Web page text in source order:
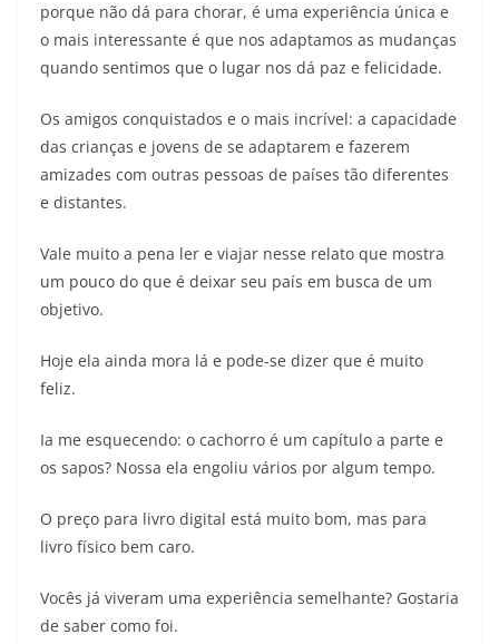
porque não dá para chorar, é uma experiência única e
o mais interessante é que nos adaptamos as mudanças
quando sentimos que o lugar nos dá paz e felicidade.
Os amigos conquistados e o mais incrível: a capacidade
das crianças e jovens de se adaptarem e fazerem
amizades com outras pessoas de países tão diferentes
e distantes.
Vale muito a pena ler e viajar nesse relato que mostra
um pouco do que é deixar seu país em busca de um
objetivo.
Hoje ela ainda mora lá e pode-se dizer que é muito
feliz.
Ia me esquecendo: o cachorro é um capítulo a parte e
os sapos? Nossa ela engoliu vários por algum tempo.
O preço para livro digital está muito bom, mas para
livro físico bem caro.
Vocês já viveram uma experiência semelhante? Gostaria
de saber como foi.